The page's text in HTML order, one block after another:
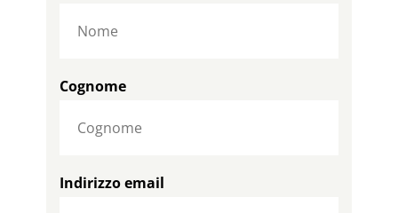
Cognome
Indirizzo email